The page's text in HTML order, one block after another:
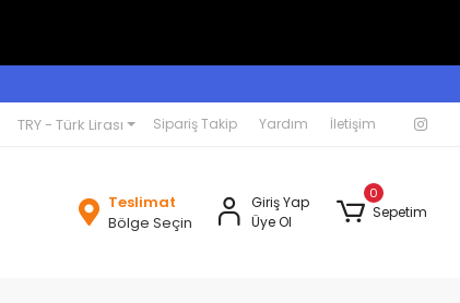
TRY - Türk Lirası Sipariş Takip Yardım İletişim
Teslimat
Bölge Seçin
Giriş Yap
Üye Ol
0
Sepetim